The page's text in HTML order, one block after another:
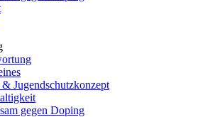
Jugendschutzkonzept
gegen Doping